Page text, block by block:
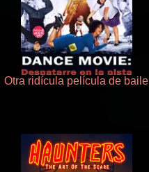
Otra ridícula película de baile